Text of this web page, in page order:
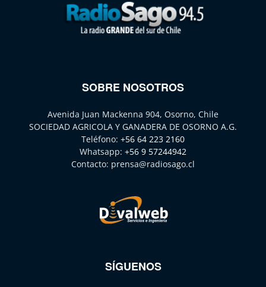
SOBRE NOSOTROS
Avenida Juan Mackenna 904, Osorno, Chile
SOCIEDAD AGRICOLA Y GANADERA DE OSORNO A.G.
Teléfono: +56 64 223 2160
Whatsapp: +56 9 57244942
Contacto: prensa@radiosago.cl
SÍGUENOS